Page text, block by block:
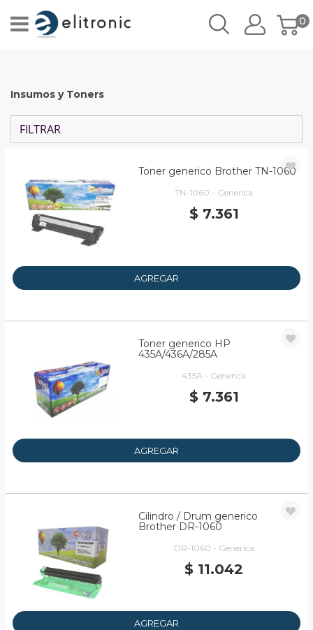
0
Insumos y Toners
FILTRAR
Toner generico Brother TN-1060
TN-1060 - Generica
$ 7.361
AGREGAR
Toner generico HP
435A/436A/285A
435A - Generica
$ 7.361
AGREGAR
Cilindro / Drum generico
Brother DR-1060
DR-1060 - Generica
$ 11.042
AGREGAR